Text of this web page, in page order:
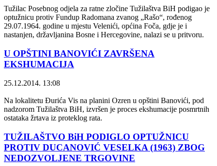
Tužilac Posebnog odjela za ratne zločine Tužilaštva BiH podigao je
optužnicu protiv Fundup Radomana zvanog „Rašo“, rođenog
29.07.1964. godine u mjestu Velenići, općina Foča, gdje je i
nastanjen, državljanina Bosne i Hercegovine, nalazi se u pritvoru.
U OPŠTINI BANOVIĆI ZAVRŠENA
EKSHUMACIJA
25.12.2014. 13:08
Na lokalitetu Đurića Vis na planini Ozren u opštini Banovići, pod
nadzorom Tužilaštva BiH, izvršen je proces ekshumacije posmrtnih
ostataka žrtava iz proteklog rata.
TUŽILAŠTVO BiH PODIGLO OPTUŽNICU
PROTIV DUCANOVIĆ VESELKA (1963) ZBOG
NEDOZVOLJENE TRGOVINE